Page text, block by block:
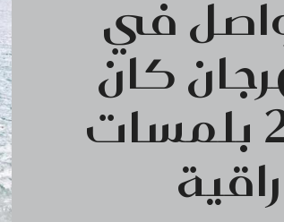
في
كان
السينمائي 2026 بلمسات